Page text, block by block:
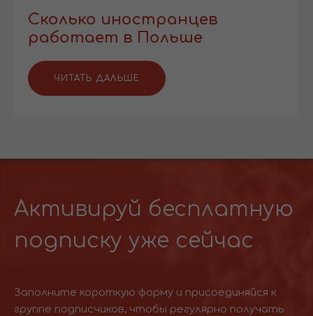
Сколько иностранцев
работает в Польше
ЧИТАТЬ ДАЛЬШЕ
Активируй бесплатную
подписку уже сейчас
Заполните короткую форму и присоединяйся к
группе подписчиков, чтобы регулярно получать